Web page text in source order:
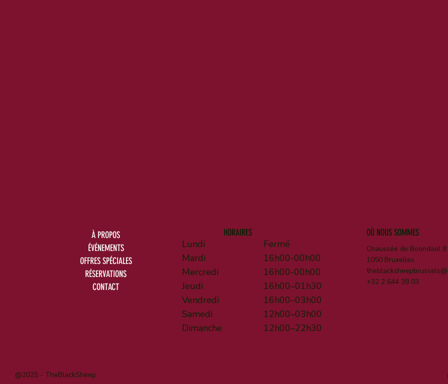
À PROPOS
ÉVÉNEMENTS
OFFRES SPÉCIALES
RÉSERVATIONS
CONTACT
Lundi
Mardi
Mercredi
Jeudi
Vendredi
Samedi
Dimanche
HORAIRES
Fermé
16h00-00h00
16h00-00h00
16h00–01h30
16h00–03h00
12h00–03h00
12h00–22h30
OÙ NOUS SOMMES
Chaussée de Boondael 8
1050 Bruxelles
+32 2 644 38 03
@2025 - TheBlackSheep